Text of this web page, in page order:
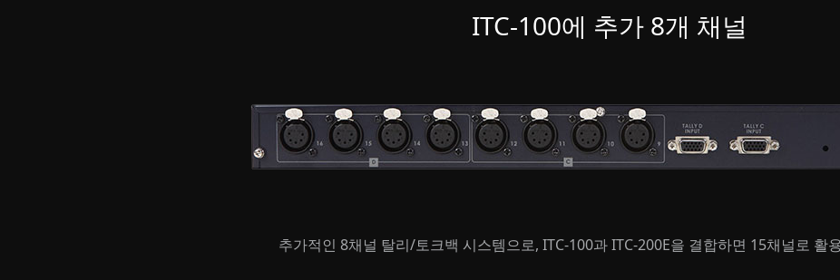
ITC-100에 추가 8개 채널
추가적인 8채널 탈리/토크백 시스템으로, ITC-100과 ITC-200E을 결합하면 15채널로 활